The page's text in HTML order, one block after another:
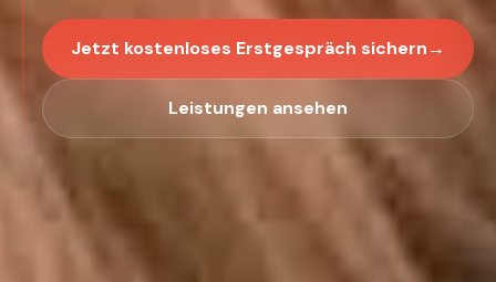
Jetzt kostenloses Erstgespräch sichern→
Leistungen ansehen